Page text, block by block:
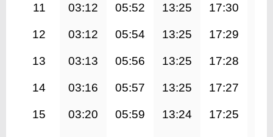
11 03:12 05:52 13:25 17:30
12 03:12 05:54 13:25 17:29
13 03:13 05:56 13:25 17:28
14 03:16 05:57 13:25 17:27
15 03:20 05:59 13:24 17:25